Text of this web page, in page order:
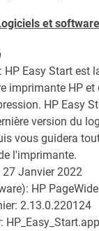
et
HP Easy Start est
imprimante HP et
HP Easy
version du
vous guidera
l'imprimante.
27 Janvier 2022
HP
2.13.0.220124